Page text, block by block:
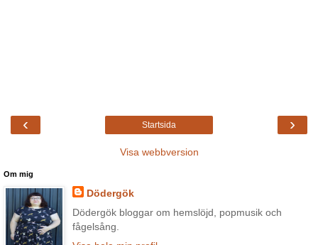
‹ ›
Startsida
Visa webbversion
Om mig
Dödergök
Dödergök bloggar om hemslöjd, popmusik och
fågelsång.